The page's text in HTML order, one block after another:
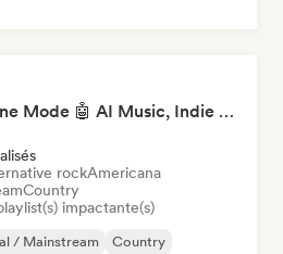
Pop Machine Mode 🤖 AI Music, Indie Pop & Dream Pop
rockAmericana
Country
impactante(s)
/ Mainstream Country